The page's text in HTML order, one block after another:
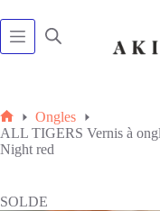
au
contenu
Accueil
Ongles
ALL TIGERS Vernis à
Night red
SOLDE